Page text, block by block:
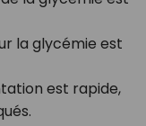
la glycémie est
est rapide,